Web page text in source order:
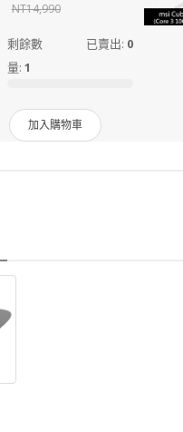
NT14,990
剩餘數
量: 1
已賣出: 0
加入購物車